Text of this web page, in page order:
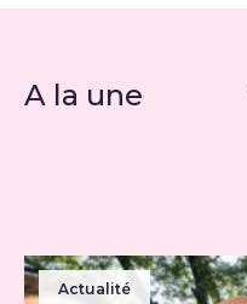
A la une
Actualité